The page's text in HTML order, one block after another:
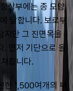
상부에는 종 모양
달합니다. 보로부
지만 그 진면목을
. 먼저 기단으로 올
집니다.
1,500여개의 부